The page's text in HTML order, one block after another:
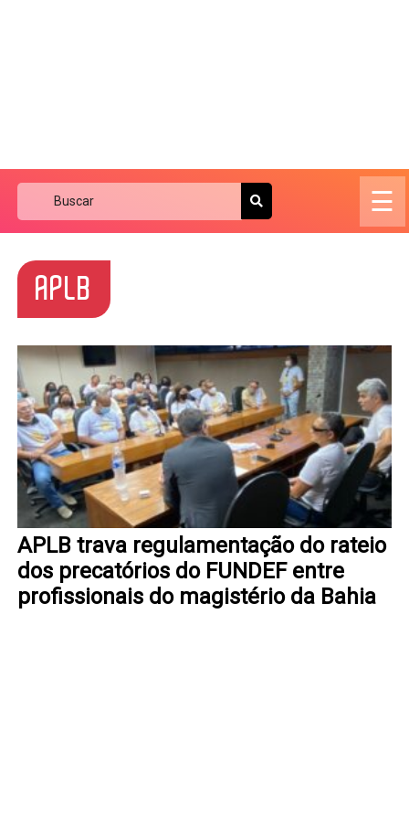
☰
APLB
APLB trava regulamentação do rateio
dos precatórios do FUNDEF entre
profissionais do magistério da Bahia